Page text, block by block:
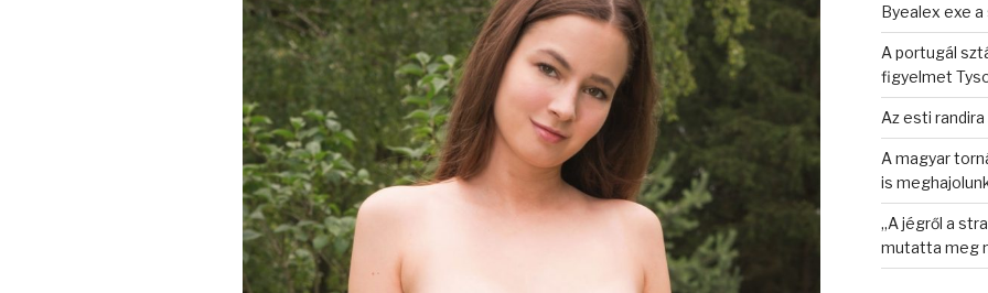
Byealex exe
A portugál
figyelmet
Az esti
A magyar
is
„A jégről a
mutatta meg